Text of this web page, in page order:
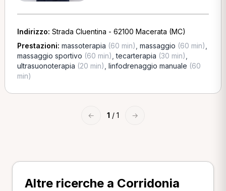
Indirizzo: Strada Cluentina - 62100 Macerata (MC)
Prestazioni: massoterapia (60 min) massaggio (60 min)
massaggio sportivo (60 min) ,tecarterapia (30 min)
ultrasuonoterapia (20 min) linfodrenaggio manuale (60
min)
← 1 / 1 →
Altre ricerche a Corridonia